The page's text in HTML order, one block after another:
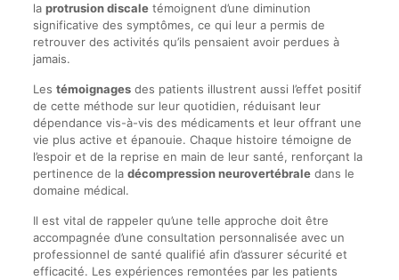
la protrusion discaletémoignent d’une diminution
significative des symptômes, ce qui leur a permis de
retrouver des activités qu’ils pensaient avoir perdues à
jamais.
Les témoignagesdes patients illustrent aussi l’effet positif
de cette méthode sur leur quotidien, réduisant leur
dépendance vis-à-vis des médicaments et leur offrant une
vie plus active et épanouie. Chaque histoire témoigne de
l’espoir et de la reprise en main de leur santé, renforçant la
pertinence de la décompression neurovertébraledans le
domaine médical.
Il est vital de rappeler qu’une telle approche doit être
accompagnée d’une consultation personnalisée avec un
professionnel de santé qualifié afin d’assurer sécurité et
efficacité. Les expériences remontées par les patients